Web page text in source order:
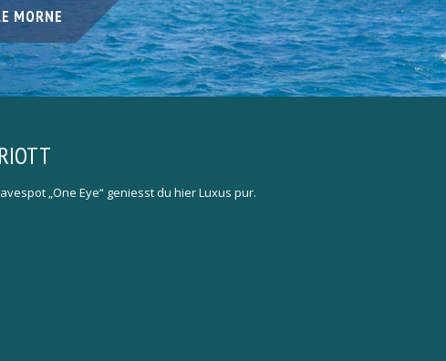
MORNE
SPASS
„One Eye“ geniesst du hier Luxus pur.